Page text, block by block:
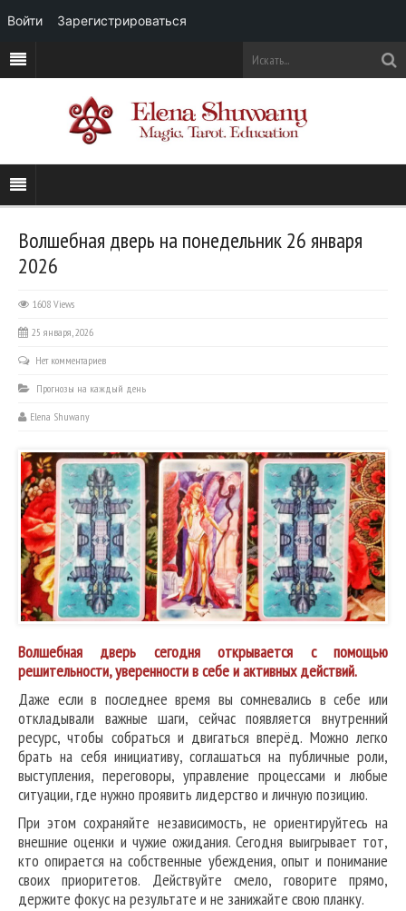
Волшебная дверь на понедельник 26 января
2026
1608 Views
25 января, 2026
Нет комментариев
Прогнозы на каждый день
Elena Shuwany
Волшебная дверь сегодня открывается с помощью
решительности, уверенности в себе и активных действий.
Даже если в последнее время вы сомневались в себе или
откладывали важные шаги, сейчас появляется внутренний
ресурс, чтобы собраться и двигаться вперёд. Можно легко
брать на себя инициативу, соглашаться на публичные роли,
выступления, переговоры, управление процессами и любые
ситуации, где нужно проявить лидерство и личную позицию.
При этом сохраняйте независимость, не ориентируйтесь на
внешние оценки и чужие ожидания. Сегодня выигрывает тот,
кто опирается на собственные убеждения, опыт и понимание
своих приоритетов. Действуйте смело, говорите прямо,
держите фокус на результате и не занижайте свою планку.
Войти Зарегистрироваться